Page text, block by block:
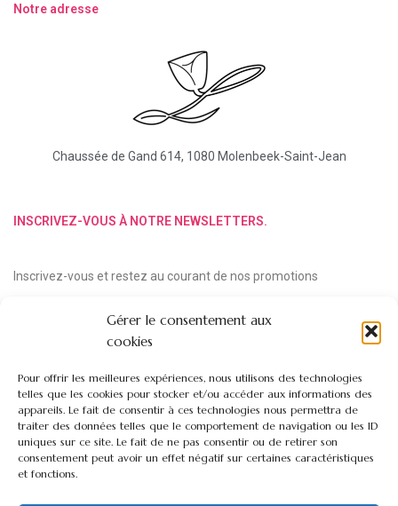
Gérer le consentement aux
cookies
Pour offrir les meilleures expériences, nous utilisons des technologies
telles que les cookies pour stocker et/ou accéder aux informations des
appareils. Le fait de consentir à ces technologies nous permettra de
traiter des données telles que le comportement de navigation ou les ID
uniques sur ce site. Le fait de ne pas consentir ou de retirer son
consentement peut avoir un effet négatif sur certaines caractéristiques
et fonctions.
Notre adresse
Chaussée de Gand 614, 1080 Molenbeek-Saint-Jean
INSCRIVEZ-VOUS À NOTRE NEWSLETTERS.
Inscrivez-vous et restez au courant de nos promotions